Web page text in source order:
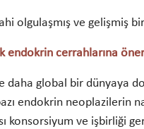
olgulaşmış ve gelişmiş
endokrin cerrahlarına
daha global bir dünyaya
endokrin
konsorsiyum ve işbirliği